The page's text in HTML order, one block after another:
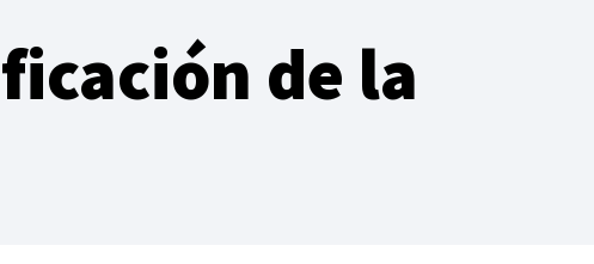
de la